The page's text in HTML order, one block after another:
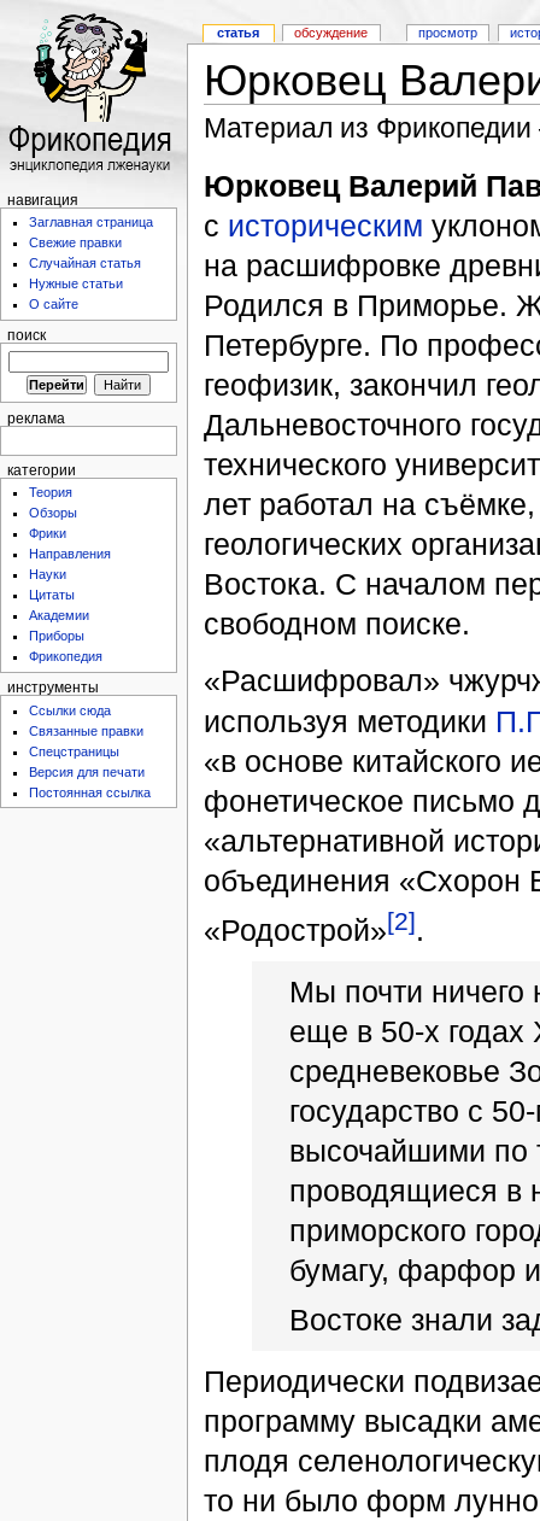
статья обсуждение просмотр
навигация
Заглавная страница
Свежие правки
Случайная статья
Нужные статьи
О сайте
поиск
реклама
категории
Теория
Обзоры
Фрики
Направления
Науки
Цитаты
Академии
Приборы
Фрикопедия
инструменты
Ссылки сюда
Связанные правки
Спецстраницы
Версия для печати
Постоянная ссылка
Юрковец
Материал из
Юрковец Валерий
с историческим
на расшифровке
Родился в Приморье.
Петербурге. По
геофизик, закончил
Дальневосточного
технического
лет работал на
геологических
Востока. С началом
свободном поиске.
«Расшифровал»
используя методики
«в основе китайского
фонетическое письмо
«альтернативной
объединения «Схорон
«Родострой»[2].
Мы почти ничего
еще в 50-х годах
средневековье
государство с
высочайшими по
проводящиеся в
приморского
бумагу, фарфор
Востоке знали
Периодически
программу высадки
плодя
то ни было форм